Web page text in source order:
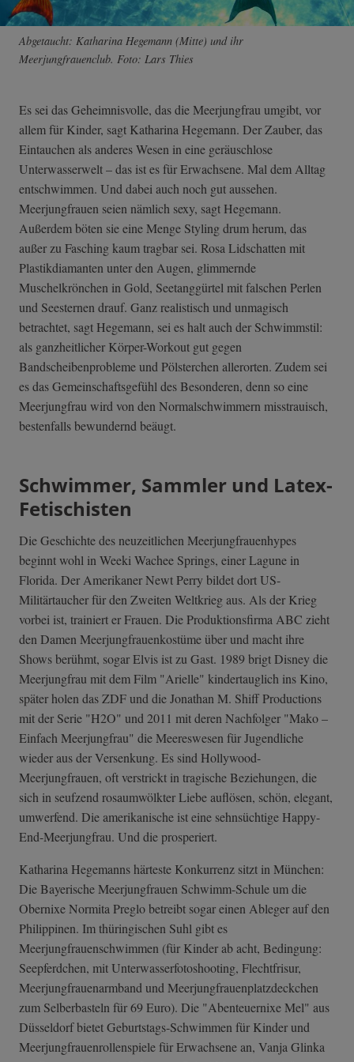
Abgetaucht: Katharina Hegemann (Mitte) und ihr
Meerjungfrauenclub. Foto: Lars Thies
Es sei das Geheimnisvolle, das die Meerjungfrau umgibt, vor
allem für Kinder, sagt Katharina Hegemann. Der Zauber, das
Eintauchen als anderes Wesen in eine geräuschlose
Unterwasserwelt – das ist es für Erwachsene. Mal dem Alltag
entschwimmen. Und dabei auch noch gut aussehen.
Meerjungfrauen seien nämlich sexy, sagt Hegemann.
Außerdem böten sie eine Menge Styling drum herum, das
außer zu Fasching kaum tragbar sei. Rosa Lidschatten mit
Plastikdiamanten unter den Augen, glimmernde
Muschelkrönchen in Gold, Seetanggürtel mit falschen Perlen
und Seesternen drauf. Ganz realistisch und unmagisch
betrachtet, sagt Hegemann, sei es halt auch der Schwimmstil:
als ganzheitlicher Körper-Workout gut gegen
Bandscheibenprobleme und Pölsterchen allerorten. Zudem sei
es das Gemeinschaftsgefühl des Besonderen, denn so eine
Meerjungfrau wird von den Normalschwimmern misstrauisch,
bestenfalls bewundernd beäugt.
Schwimmer, Sammler und Latex-
Fetischisten
Die Geschichte des neuzeitlichen Meerjungfrauenhypes
beginnt wohl in Weeki Wachee Springs, einer Lagune in
Florida. Der Amerikaner Newt Perry bildet dort US-
Militärtaucher für den Zweiten Weltkrieg aus. Als der Krieg
vorbei ist, trainiert er Frauen. Die Produktionsfirma ABC zieht
den Damen Meerjungfrauenkostüme über und macht ihre
Shows berühmt, sogar Elvis ist zu Gast. 1989 brigt Disney die
Meerjungfrau mit dem Film "Arielle" kindertauglich ins Kino,
später holen das ZDF und die Jonathan M. Shiff Productions
mit der Serie "H2O" und 2011 mit deren Nachfolger "Mako –
Einfach Meerjungfrau" die Meereswesen für Jugendliche
wieder aus der Versenkung. Es sind Hollywood-
Meerjungfrauen, oft verstrickt in tragische Beziehungen, die
sich in seufzend rosaumwölkter Liebe auflösen, schön, elegant,
umwerfend. Die amerikanische ist eine sehnsüchtige Happy-
End-Meerjungfrau. Und die prosperiert.
Katharina Hegemanns härteste Konkurrenz sitzt in München:
Die Bayerische Meerjungfrauen Schwimm-Schule um die
Obernixe Normita Preglo betreibt sogar einen Ableger auf den
Philippinen. Im thüringischen Suhl gibt es
Meerjungfrauenschwimmen (für Kinder ab acht, Bedingung:
Seepferdchen, mit Unterwasserfotoshooting, Flechtfrisur,
Meerjungfrauenarmband und Meerjungfrauenplatzdeckchen
zum Selberbasteln für 69 Euro). Die "Abenteuernixe Mel" aus
Düsseldorf bietet Geburtstags-Schwimmen für Kinder und
Meerjungfrauenrollenspiele für Erwachsene an, Vanja Glinka